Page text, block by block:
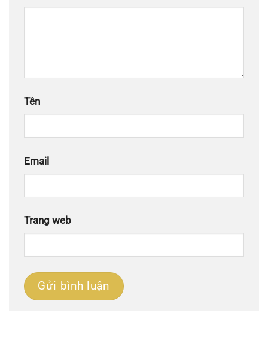
Tên
Email
Trang web